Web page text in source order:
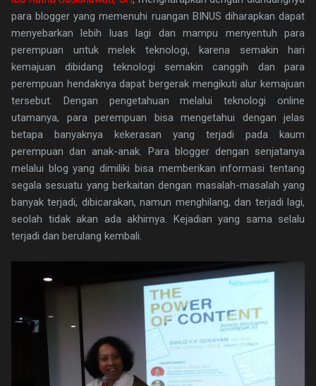
para blogger yang memenuhi ruangan BINUS diharapkan dapat
menyebarkan lebih luas lagi dan mampu menyentuh para
perempuan untuk melek teknologi, karena semakin hari
kemajuan dibidang teknologi semakin canggih dan para
perempuan hendaknya dapat bergerak mengikuti alur kemajuan
tersebut. Dengan pengetahuan melalui teknologi online
utamanya, para perempuan bisa mengetahui dengan jelas
betapa banyaknya kekerasan yang terjadi pada kaum
perempuan dan anak-anak. Para blogger dengan senjatanya
melalui blog yang dimiliki bisa memberikan informasi tentang
segala sesuatu yang berkaitan dengan masalah-masalah yang
banyak terjadi, dibicarakan, namun menghilang, dan terjadi lagi,
seolah tidak akan ada akhirnya. Kejadian yang sama selalu
terjadi dan berulang kembali.